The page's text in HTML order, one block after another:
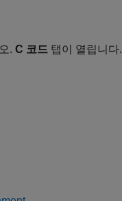
. C 코드 탭이 열립니다.